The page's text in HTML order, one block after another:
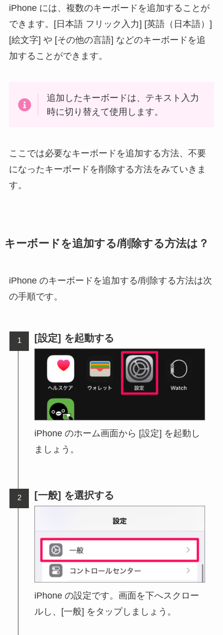
iPhone には、複数のキーボードを追加することが
できます。[日本語 フリック入力] [英語（日本語）]
[絵文字] や [その他の言語] などのキーボードを追
加することができます。
追加したキーボードは、テキスト入力
時に切り替えて使用します。
ここでは必要なキーボードを追加する方法、不要
になったキーボードを削除する方法をみていきま
す。
キーボードを追加する/削除する方法は？
iPhone のキーボードを追加する/削除する方法は次
の手順です。
[設定] を起動する
iPhone のホーム画面から [設定] を起動し
ましょう。
[一般] を選択する
iPhone の設定です。画面を下へスクロー
ルし、[一般] をタップしましょう。